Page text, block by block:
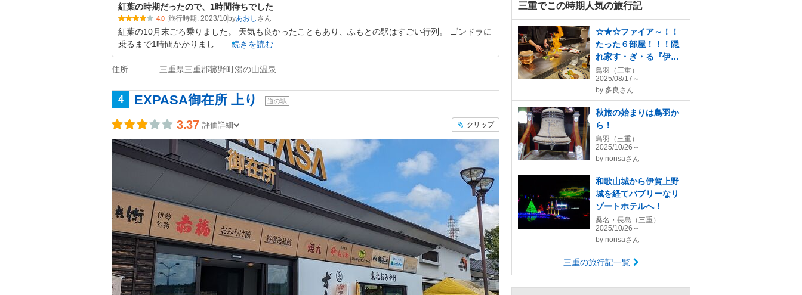
紅葉の時期だったので、1時間待ちでした
4.0 旅行時期: 2023/10byあおし
紅葉の10月末ごろ乗りました。 天気も良かったこともあり、ふもとの駅はすごい行列。 ゴンドラに
乗るまで1時間かかりまし
続きを読む
住所 三重県三重郡菰野町湯の山温泉
4 EXPASA御在所 上り 道の駅
3.37 評価詳細 クリップ
三重でこの時期人気の旅行記
☆★☆ファイア～！！
たった６部屋！！！隠
れ家す・ぎ・る『伊勢
志摩TEPPANオーベル
ジュCaroCaro 鳥羽浦
別邸』☆★☆
鳥羽（三重）
2025/08/17～
by 多良さん
秋旅の始まりは鳥羽か
ら！
鳥羽（三重）
2025/10/26～
by norisaさん
和歌山城から伊賀上野
城を経てバブリーなリ
ゾートホテルへ！
桑名・長島（三重）
2025/10/26～
by norisaさん
三重の旅行記一覧